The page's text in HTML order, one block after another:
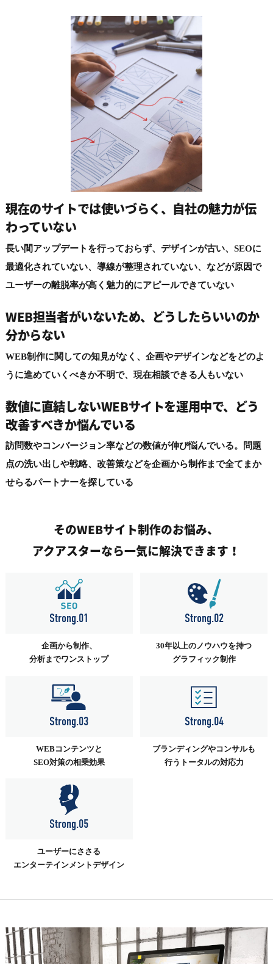
現在のサイトでは使いづらく、 自社の魅力が伝
わっていない
長い間アップデートを行っておらず、デザインが古い、SEOに
最適化されていない、導線が整理されていない、などが原因で
ユーザーの離脱率が高く魅力的にアピールできていない
WEB担当者がいないため、 どうしたらいいのか
分からない
WEB制作に関しての知見がなく、企画やデザインなどをどのよ
うに進めていくべきか不明で、現在相談できる人もいない
数値に直結しないWEBサイトを運用中で、どう
改善すべきか悩んでいる
訪問数やコンバージョン率などの数値が伸び悩んでいる。問題
点の洗い出しや戦略、改善策などを企画から制作まで全てまか
せらるパートナーを探している
そのWEBサイト制作のお悩み、
アクアスターなら一気に解決できます！
Strong.01
企画から制作、
分析までワンストップ
Strong.02
30年以上のノウハウを持つ
グラフィック制作
Strong.03
WEBコンテンツと
SEO対策の相乗効果
Strong.04
ブランディングやコンサルも
行うトータルの対応力
Strong.05
ユーザーにささる
エンターテインメントデザイン